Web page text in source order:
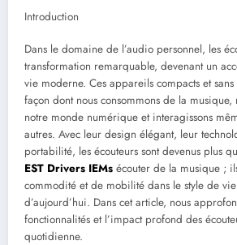
Introduction
Dans le domaine de l’audio personnel, les
transformation remarquable, devenant un
vie moderne. Ces appareils compacts et
façon dont nous consommons de la musique,
notre monde numérique et interagissons
autres. Avec leur design élégant, leur
portabilité, les écouteurs sont devenus plus
EST Drivers IEMs écouter de la musique ;
commodité et de mobilité dans le style de
d’aujourd’hui. Dans cet article, nous
fonctionnalités et l’impact profond des
quotidienne.